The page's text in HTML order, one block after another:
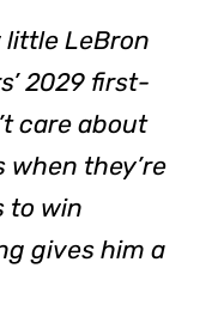
little LeBron
2029 first-
care about
they’re
to win
gives him a